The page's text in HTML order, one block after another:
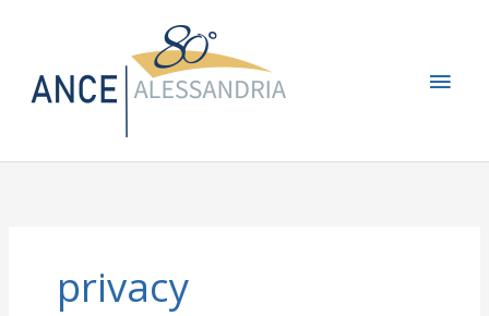
privacy